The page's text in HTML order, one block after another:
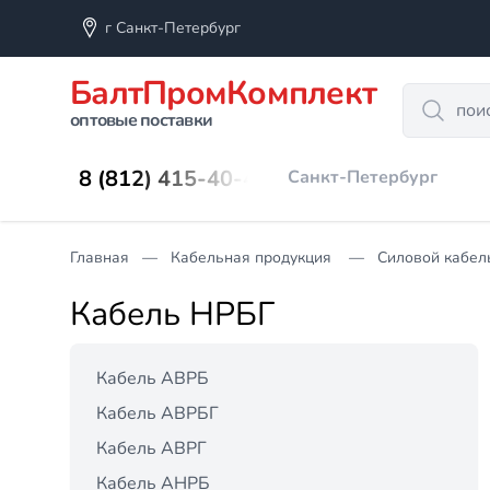
г Санкт-Петербург
БалтПромКомплект
оптовые поставки
Search
8 (812) 415-40-45 Санкт-Петербург
Главная Кабельная продукция Силовой
Кабель НРБГ
Кабель АВРБ
Кабель АВРБГ
Кабель АВРГ
Кабель АНРБ